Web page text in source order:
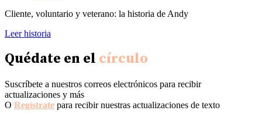
Cliente, voluntario y veterano: la historia de Andy
Leer historia
Quédate en el círculo
Suscríbete a nuestros correos electrónicos para recibir
actualizaciones y más
O Regístrate para recibir nuestras actualizaciones de texto